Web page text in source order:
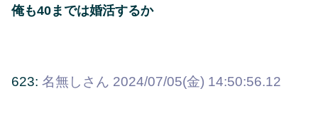
俺も40までは婚活するか
623: 名無しさん 2024/07/05(金) 14:50:56.12